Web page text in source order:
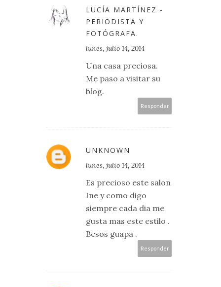
LUCÍA MARTÍNEZ -
PERIODISTA Y
FOTÓGRAFA.
lunes, julio 14, 2014
Una casa preciosa.
Me paso a visitar su
blog.
Responder
UNKNOWN
lunes, julio 14, 2014
Es precioso este salon
Ine y como digo
siempre cada dia me
gusta mas este estilo .
Besos guapa .
Responder